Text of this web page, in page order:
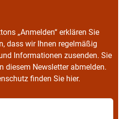
„Anmelden“ erklären Sie
dass wir Ihnen regelmäßig
Informationen zusenden. Sie
diesem Newsletter abmelden.
finden Sie hier.